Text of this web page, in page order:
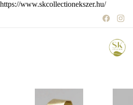
https://www.skcollectionekszer.hu/